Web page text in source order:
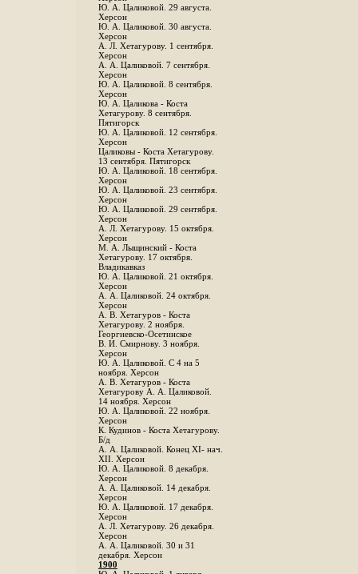
Ю. А. Цаликовой. 29 августа.
Херсон
Ю. А. Цаликовой. 30 августа.
Херсон
А. Л. Хетагурову. 1 сентября.
Херсон
А. А. Цаликовой. 7 сентября.
Херсон
Ю. А. Цаликовой. 8 сентября.
Херсон
Ю. А. Цаликова - Коста
Хетагурову. 8 сентября.
Пятигорск
Ю. А. Цаликовой. 12 сентября.
Херсон
Цаликовы - Коста Хетагурову.
13 сентября. Пятигорск
Ю. А. Цаликовой. 18 сентября.
Херсон
Ю. А. Цаликовой. 23 сентября.
Херсон
Ю. А. Цаликовой. 29 сентября.
Херсон
А. Л. Хетагурову. 15 октября.
Херсон
М. А. Лыщинский - Коста
Хетагурову. 17 октября.
Владикавказ
Ю. А. Цаликовой. 21 октября.
Херсон
А. А. Цаликовой. 24 октября.
Херсон
A. В. Хетагуров - Коста
Хетагурову. 2 ноября.
Георгиевско-Осетинское
B. И. Смирнову. 3 ноября.
Херсон
Ю. А. Цаликовой. С 4 на 5
ноября. Херсон
А. В. Хетагуров - Коста
Хетагурову А. А. Цаликовой.
14 ноября. Херсон
Ю. А. Цаликовой. 22 ноября.
Херсон
К. Кудинов - Коста Хетагурову.
Б/д
А. А. Цаликовой. Конец XI- нач.
XII. Херсон
Ю. А. Цаликовой. 8 декабря.
Херсон
А. А. Цаликовой. 14 декабря.
Херсон
Ю. А. Цаликовой. 17 декабря.
Херсон
А. Л. Хетагурову. 26 декабря.
Херсон
А. А. Цаликовой. 30 и 31
декабря. Херсон
1900